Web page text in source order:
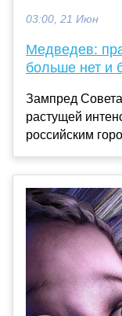
03:00, 21 Июн
Медведев:
больше нет и
Зампред
растущей
российским